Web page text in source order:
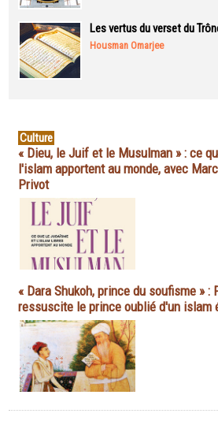
Les vertus du verset du
Housman Omarjee
Culture
« Dieu, le Juif et le Musulman » : ce
l'islam apportent au monde, avec
Privot
« Dara Shukoh, prince du soufisme » :
ressuscite le prince oublié d'un islam